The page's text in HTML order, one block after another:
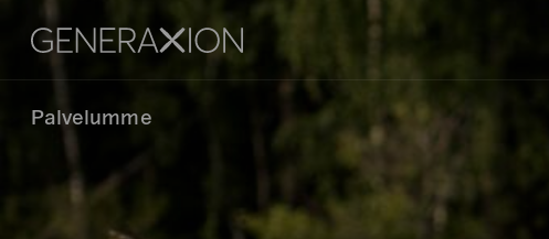
Generaxion
Palvelumme